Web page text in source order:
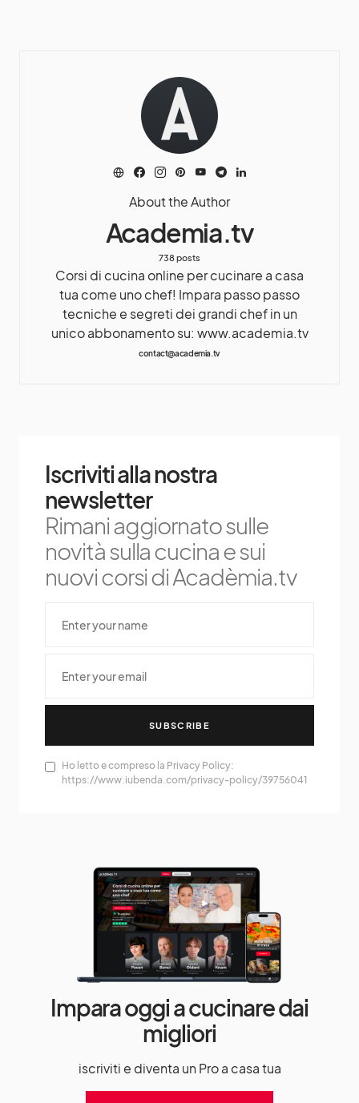
About the Author
Academia.tv
738 posts
Corsi di cucina online per cucinare a casa
tua come uno chef! Impara passo passo
tecniche e segreti dei grandi chef in un
unico abbonamento su: www.academia.tv
contact@academia.tv
Iscriviti alla nostra
newsletter
Rimani aggiornato sulle
novità sulla cucina e sui
nuovi corsi di Acadèmia.tv
SUBSCRIBE
Ho letto e compreso la Privacy Policy:
https://www.iubenda.com/privacy-policy/39756041
Impara oggi a cucinare dai
migliori
iscriviti e diventa un Pro a casa tua